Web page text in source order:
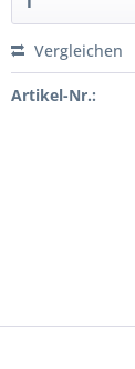
Vergleichen
Artikel-Nr.: